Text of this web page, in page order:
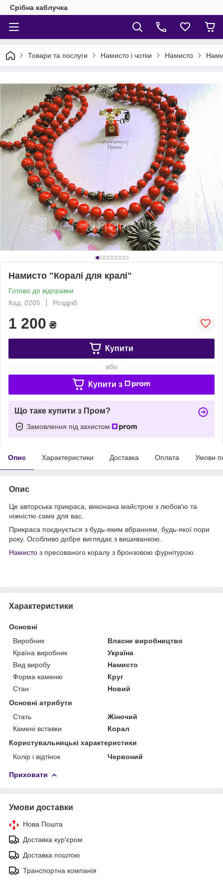
Срібна каблучка
Товари та послуги Намисто і чотки Намисто
Намисто "Коралі для кралі"
Готово до відправки
Код: 0205
Роздріб
1 200 ₴
Купити
або
Купити з
Що таке купити з Пром?
Замовлення під захистом
Опис Характеристики Доставка Оплата Умови
Опис
Це авторська прикраса, виконана майстром з любов'ю та
ніжністю саме для вас.
Прикраса поєднується з будь-яким вбранням, будь-якої пори
року. Особливо добре виглядає з вишиванкою.
Намисто з пресованого коралу з бронзовою фурнітурою.
Характеристики
Основні
Виробник
Власне виробництво
Країна виробник
Україна
Вид виробу
Намисто
Форма каменю
Круг
Стан
Новий
Основні атрибути
Стать
Жіночий
Камені вставки
Корал
Користувальницькі характеристики
Колір і відтінок
Червоний
Приховати
Умови доставки
Нова Пошта
Доставка кур'єром
Доставка поштою
Транспортна компанія